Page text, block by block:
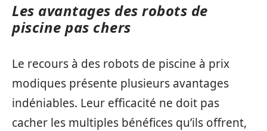
Les avantages des robots de
piscine pas chers
Le recours à des robots de piscine à prix
modiques présente plusieurs avantages
indéniables. Leur efficacité ne doit pas
cacher les multiples bénéfices qu’ils offrent,